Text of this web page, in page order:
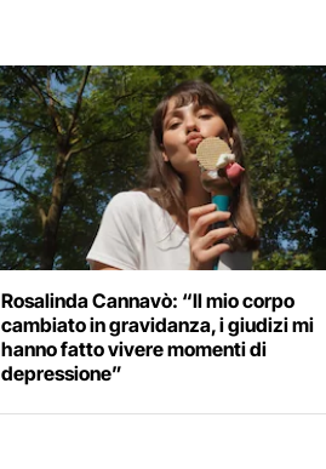
Rosalinda Cannavò: “Il mio corpo
cambiato in gravidanza, i giudizi mi
hanno fatto vivere momenti di
depressione”